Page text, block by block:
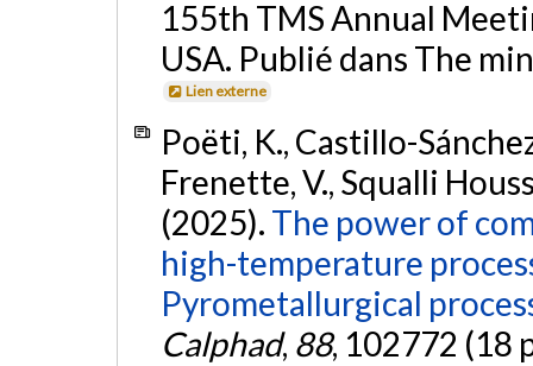
155th TMS Annual
USA. Publié dans The
Lien externe
Poëti, K., Castillo-
Frenette, V., Squalli
(2025). The power of
high-temperature
Pyrometallurgical
Calphad, 88, 102772 (18